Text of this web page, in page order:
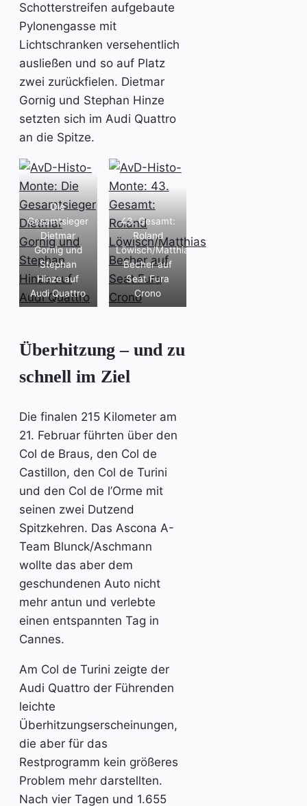
Schotterstreifen aufgebaute
Pylonengasse mit
Lichtschranken versehentlich
ausließen und so auf Platz
zwei zurückfielen. Dietmar
Gornig und Stephan Hinze
setzten sich im Audi Quattro
an die Spitze.
Die
Gesamtsieger
Dietmar
Gornig und
Stephan
Hinze auf
Audi Quattro
43. Gesamt:
Roland
Löwisch/Matthias
Becher auf
Seat Fura
Crono
Überhitzung – und zu
schnell im Ziel
Die finalen 215 Kilometer am
21. Februar führten über den
Col de Braus, den Col de
Castillon, den Col de Turini
und den Col de l’Orme mit
seinen zwei Dutzend
Spitzkehren. Das Ascona A-
Team Blunck/Aschmann
wollte das aber dem
geschundenen Auto nicht
mehr antun und verlebte
einen entspannten Tag in
Cannes.
Am Col de Turini zeigte der
Audi Quattro der Führenden
leichte
Überhitzungserscheinungen,
die aber für das
Restprogramm kein größeres
Problem mehr darstellten.
Nach vier Tagen und 1.655